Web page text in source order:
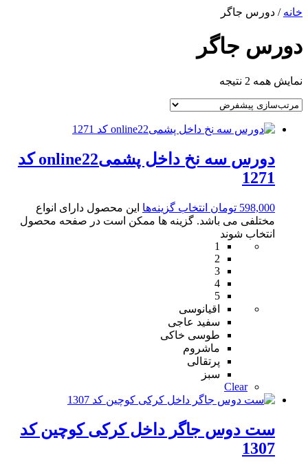
خانه / دورس جاگر
دورس جاگر
نمایش همه 2 نتیجه
دورس سه نخ داخل پشمیonline22 کد
1271
598,000 تومان انتخاب گزینه‌ها این محصول دارای انواع
مختلفی می باشد. گزینه ها ممکن است در صفحه محصول
انتخاب شوند
1
2
3
4
5
اقیانوسی
سفید عاجی
طوسی خاکی
ماشروم
پرتقالی
سبز
Clear
ست دوس جاگر داخل کرکی کوچین کد
1307